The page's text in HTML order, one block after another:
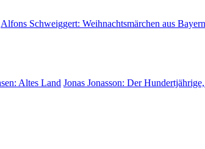
Alfons Schweiggert: Weihnachtsmärchen aus Bayern
Altes Land Jonas Jonasson: Der